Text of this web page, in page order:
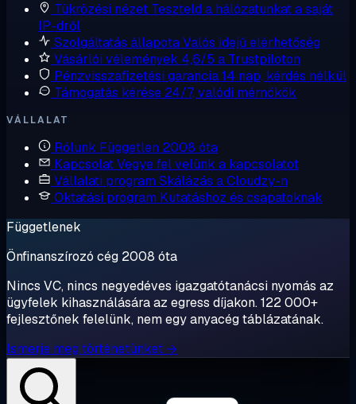
Tükrözési nézet Teszteld a hálózatunkat a saját
IP-dről
Szolgáltatás állapotaValós idejű elérhetőség
Vásárlói vélemények 4,6/5 a Trustpiloton
Pénzvisszafizetési garancia14 nap, kérdés nélkül
Támogatás kérése 24/7, valódi mérnökök
VÁLLALAT
Rólunk Független 2008 óta
KapcsolatVegye fel velünk a kapcsolatot
Vállalati program Skálázás a Cloudzy-n
Oktatási program Kutatáshoz és csapatoknak
Függetlenek
Önfinanszírozó cég 2008 óta
Nincs VC, nincs negyedéves igazgatótanácsi nyomás az
ügyfelek kihasználására az egress díjakon. 122 000+
fejlesztőnek felelünk, nem egy anyacég táblázatának.
Ismerje meg történetünket →